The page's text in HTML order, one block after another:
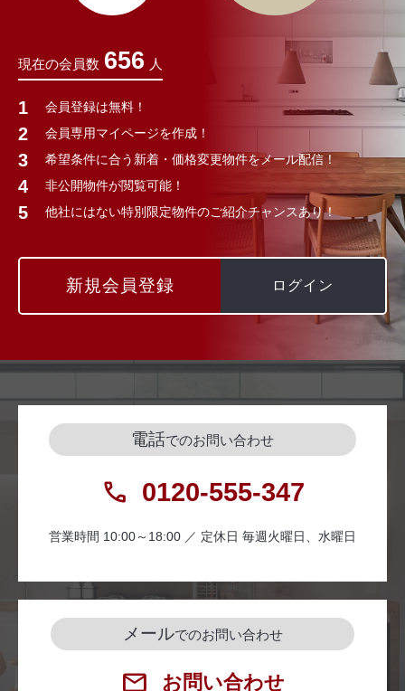
現在の会員数 656 人
会員登録は無料！
会員専用マイページを作成！
希望条件に合う新着・価格変更物件をメール配信！
非公開物件が閲覧可能！
他社にはない特別限定物件のご紹介チャンスあり！
新規会員登録 ログイン
電話でのお問い合わせ
0120-555-347
営業時間 10:00～18:00 ／ 定休日 毎週火曜日、水曜日
メールでのお問い合わせ
お問い合わせ